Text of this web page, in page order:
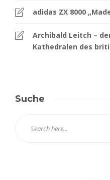
adidas ZX 8000
Archibald Leitch –
Kathedralen des
Suche